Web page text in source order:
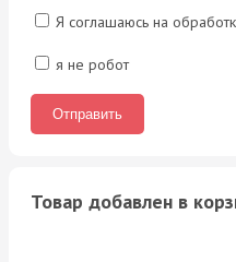
Я соглашаюсь на
я не робот
Товар добавлен в